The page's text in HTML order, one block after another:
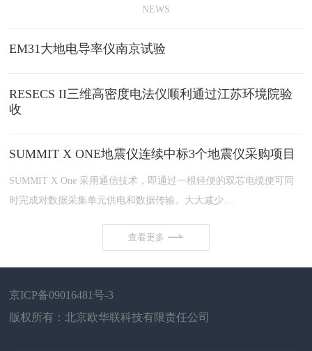
NEWS
EM31大地电导率仪南京试验
RESECS II三维高密度电法仪顺利通过江苏环境院验
收
SUMMIT X ONE地震仪连续中标3个地震仪采购项目
SUMMIT X One 采用通信技术，即通过一根轻便的双芯电缆便可同
时完成对数据采集单元供电和数据传输。大大减少...
查看更多
京ICP备09016481号-3
版权所有：北京欧华联科技有限责任公司